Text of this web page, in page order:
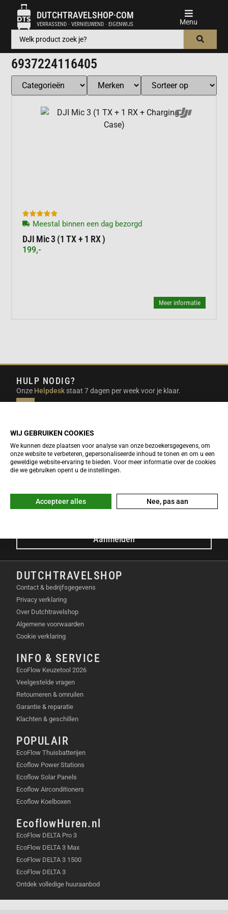
DUTCHTRAVELSHOP·COM
VERRASSEND · VERNIEUWEND · EIGENWIJS
6937224116405

Meestal binnen een dag bezorgd
DJI Mic 3 (1 TX + 1 RX )
199,-
Meer informatie
HULP NODIG?
Onze Helpdesk staat 7 dagen per week voor je klaar.
beantwoorden.
NIEUWSBRIEF
Meld je nu gratis aan voor de DTS-Nieuwsbrief en ontvang het
E-mailadres
Aanmelden
DUTCHTRAVELSHOP
Contact & bedrijfsgegevens
Privacy verklaring
Over Dutchtravelshop
Algemene voorwaarden
Cookie verklaring
INFO & SERVICE
EcoFlow Keuzetool 2026
Veelgestelde vragen
Retourneren & omruilen
Garantie & reparatie
Klachten & geschillen
POPULAIR
EcoFlow Thuisbatterijen
Ecoflow Power Stations
Ecoflow Solar Panels
Ecoflow Airconditioners
Ecoflow Koelboxen
EcoflowHuren.nl
EcoFlow DELTA Pro 3
EcoFlow DELTA 3 Max
EcoFlow DELTA 3 1500
EcoFlow DELTA 3
Ontdek volledige huuraanbod
WIJ GEBRUIKEN COOKIES
We kunnen deze plaatsen voor analyse van onze bezoekersgegevens, om
onze website te verbeteren, gepersonaliseerde inhoud te tonen en om u een
geweldige website-ervaring te bieden. Voor meer informatie over de cookies
die we gebruiken opent u de instellingen.
Accepteer alles Nee, pas aan